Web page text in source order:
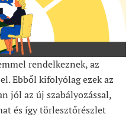
rendelkeznek, az
Ebből kifolyólag ezek az
jól az új szabályozással,
és így törlesztőrészlet